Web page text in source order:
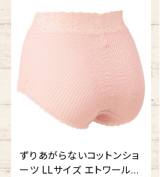
ずりあがらないコットンショ
ーツ LLサイズ エトワール8